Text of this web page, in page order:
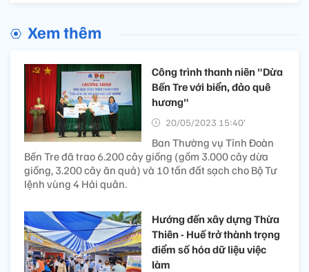
Xem thêm
Công trình thanh niên "Dừa
Bến Tre với biển, đảo quê
hương"
20/05/2023 15:40’
Ban Thường vụ Tỉnh Đoàn
Bến Tre đã trao 6.200 cây giống (gồm 3.000 cây dừa
giống, 3.200 cây ăn quả) và 10 tấn đất sạch cho Bộ Tư
lệnh vùng 4 Hải quân.
Hướng đến xây dựng Thừa
Thiên - Huế trở thành trọng
điểm số hóa dữ liệu việc
làm